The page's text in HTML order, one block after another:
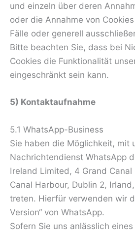
und einzeln über deren
oder die Annahme von
Fälle oder generell
Bitte beachten Sie, dass bei
Cookies die Funktionalität
eingeschränkt sein kann.
5) Kontaktaufnahme
5.1 WhatsApp-Business
Sie haben die Möglichkeit, mit
Nachrichtendienst WhatsApp
Ireland Limited, 4 Grand Canal
Canal Harbour, Dublin 2,
treten. Hierfür verwenden wir
Version“ von WhatsApp.
Sofern Sie uns anlässlich